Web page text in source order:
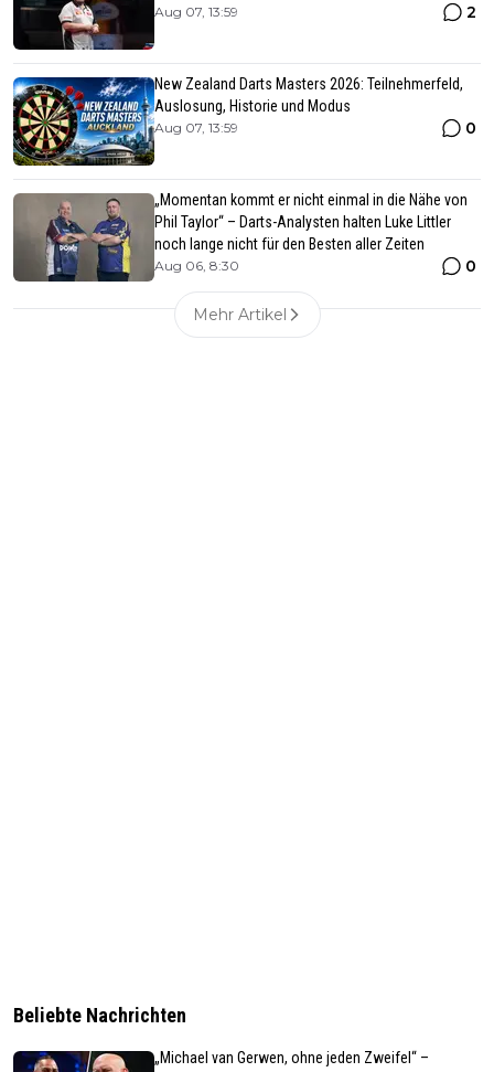
Aug 07, 13:59 2
New Zealand Darts Masters 2026: Teilnehmerfeld,
Auslosung, Historie und Modus
Aug 07, 13:59 0
„Momentan kommt er nicht einmal in die Nähe von
Phil Taylor“ – Darts-Analysten halten Luke Littler
noch lange nicht für den Besten aller Zeiten
Aug 06, 8:30 0
Mehr Artikel
Beliebte Nachrichten
„Michael van Gerwen, ohne jeden Zweifel“ –